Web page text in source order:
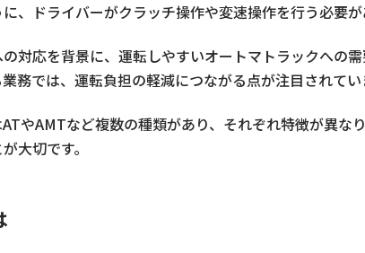
、ドライバーがクラッチ操作や変速操作を行う必要が
対応を背景に、運転しやすいオートマトラックへの
務では、運転負担の軽減につながる点が注目されてい
やAMTなど複数の種類があり、それぞれ特徴が異な
大切です。